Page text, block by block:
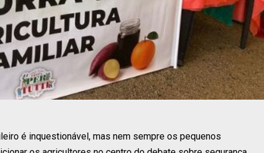
é inquestionável, mas nem sempre os pequenos